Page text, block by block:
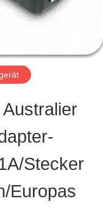
Stecker
Europas